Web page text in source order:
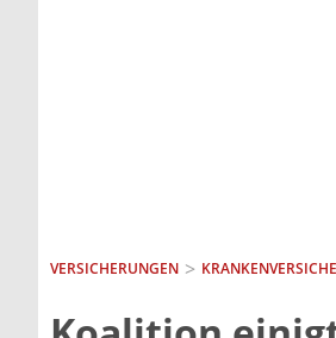
VERSICHERUNGEN